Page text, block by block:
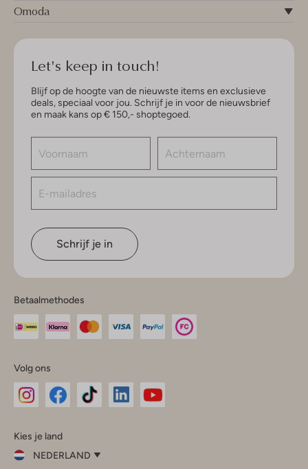
Omoda
Let's keep in touch!
Blijf op de hoogte van de nieuwste items en exclusieve
deals, speciaal voor jou. Schrijf je in voor de nieuwsbrief
en maak kans op € 150,- shoptegoed.
Schrijf je in
Betaalmethodes
Volg ons
InstagramFacebook
Kies je land
NEDERLAND